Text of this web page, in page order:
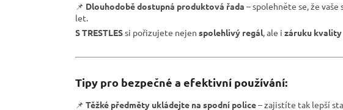
📌 Dlouhodobě dostupná produktová řada – spolehněte se, že
let.
S TRESTLESsi pořizujete nejen spolehlivý regál, ale i záruku
Tipy pro bezpečné a efektivní používání:
📌 Těžké předměty ukládejte na spodní police– zajistíte tak lepší